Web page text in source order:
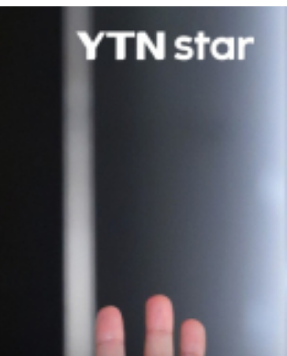
있습니다.
무 등 실무 전반을 아우르는 업무를 인턴에게 요
없음'이 명시된 점이 구직자들의 공분을 샀습니
누리꾼들은 "경력직 수준의 업무를 인턴으로
게시할 예정이라는 입장을 밝혔으나, 청년 구